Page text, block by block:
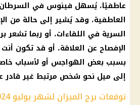
عاطفيًا، يُسهل فينوس في السرطان
العاطفية، وقد يُشير إلى حالة من
السرية في اللقاءات، أو ربما
الإفصاح عن العلاقة، أو قد تكون
بسبب بعض الهواجس أو لأسباب
إلى ميل نحو شخص مرتبط غير قادر
توقعات برج الميزان لشهر يوليو 2024